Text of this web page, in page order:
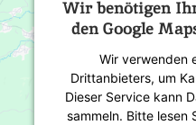
Wir benötigen
den Google
Wir verwenden
Drittanbieters, um
Dieser Service kann
sammeln. Bitte lesen